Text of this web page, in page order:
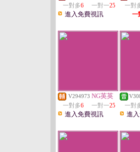
一對多6 一對一25
進入免費視訊
一對
一
V294973 NG英英
一對多6 一對一25
進入免費視訊
一對
進